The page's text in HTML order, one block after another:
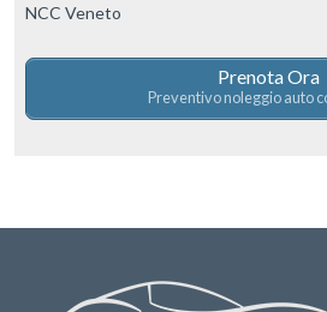
NCC Veneto
Prenota Ora
Preventivo noleggio auto